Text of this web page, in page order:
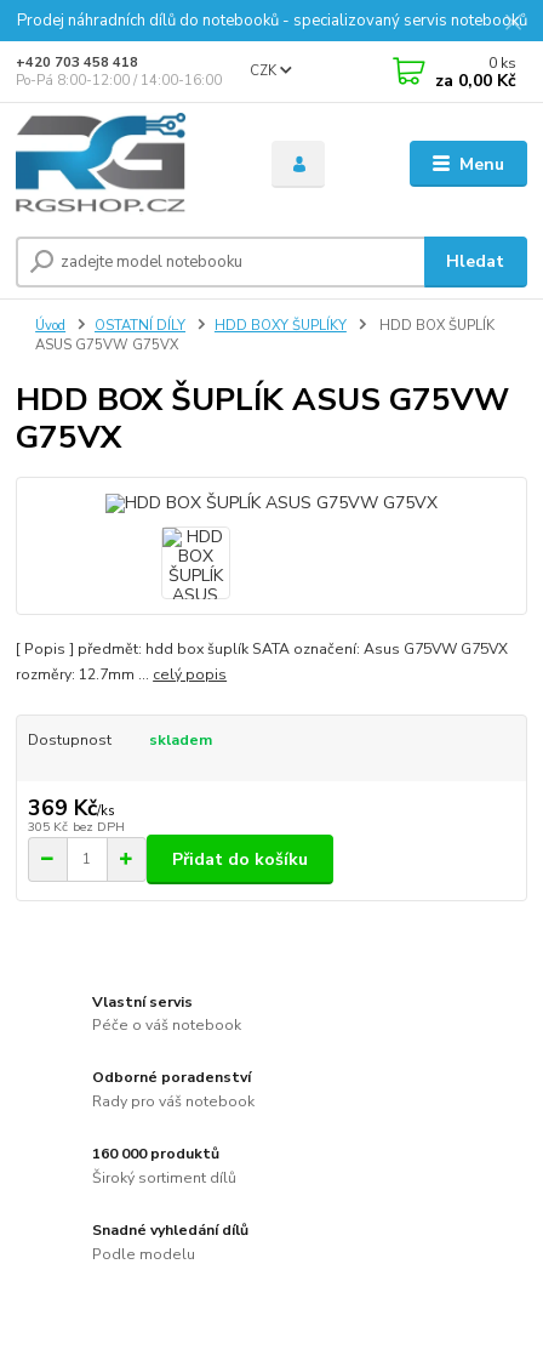
Prodej náhradních dílů do notebooků - specializovaný servis notebooků
Menu
CZK
Hledat
+420 703 458 418
Po-Pá 8:00-12:00 / 14:00-16:00
0 ks
za 0,00 Kč
Úvod OSTATNÍ DÍLY HDD BOXY ŠUPLÍKY
HDD BOX ŠUPLÍK
ASUS G75VW G75VX
HDD BOX ŠUPLÍK ASUS G75VW
G75VX
[ Popis ] předmět: hdd box šuplík SATA označení: Asus G75VW G75VX
rozměry: 12.7mm ... celý popis
Dostupnost skladem
369 Kč/ks
305 Kč bez DPH
Přidat do košíku
Vlastní servis
Péče o váš notebook
Odborné poradenství
Rady pro váš notebook
160 000 produktů
Široký sortiment dílů
Snadné vyhledání dílů
Podle modelu